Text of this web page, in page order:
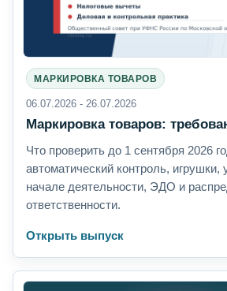
МАРКИРОВКА ТОВАРОВ
06.07.2026 - 26.07.2026
Маркировка товаров:
Что проверить до 1 сентября 2026
автоматический контроль, игрушки,
начале деятельности, ЭДО и
ответственности.
Открыть выпуск